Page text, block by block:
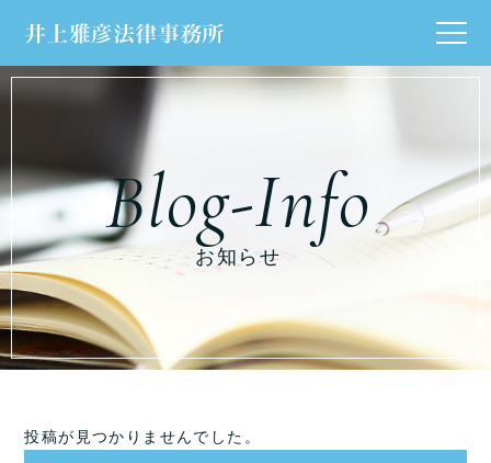
お知らせ
投稿が見つかりませんでした。